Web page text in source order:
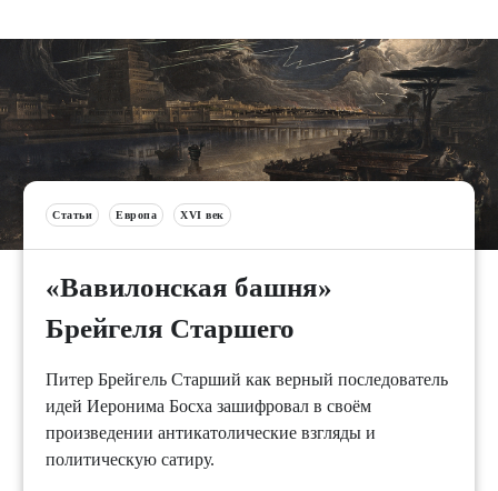
Статьи Европа XVI век
«Вавилонская башня»
Брейгеля Старшего
Питер Брейгель Старший как верный последователь
идей Иеронима Босха зашифровал в своём
произведении антикатолические взгляды и
политическую сатиру.